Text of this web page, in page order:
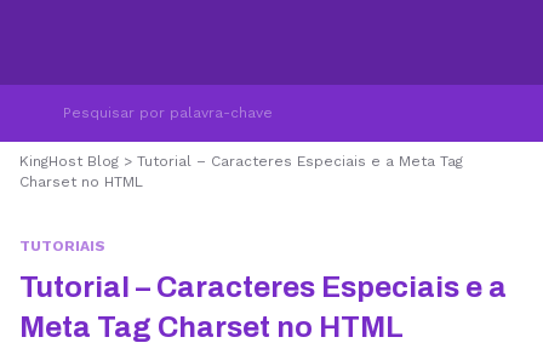
KingHost Blog > Tutorial – Caracteres Especiais e a Meta Tag
Charset no HTML
TUTORIAIS
Tutorial – Caracteres Especiais e a
Meta Tag Charset no HTML